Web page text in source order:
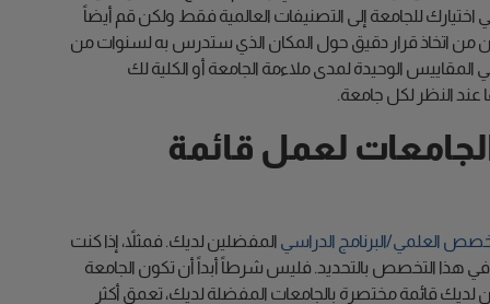
للجامعة إلى التصنيفات العالمية فقط ولكن قم أيضاً
من اتخاذ قرار دقيق حول المكان الذي ستدرس به لسنوات من
الوحيدة لمدى ملاءمة الجامعة أو الكلية لك
عند النظر لكل جامعة.
لعمل قائمة
العلمي/البرنامج الدراسي المفضلين لديك. فمثلاً، إذا كنت
هذا التخصص بالتحديد. فليس شرطاً أبداً أن تكون الجامعة
قائمة مختصرة بالجامعات المفضلة لديك، تعمق أكثر